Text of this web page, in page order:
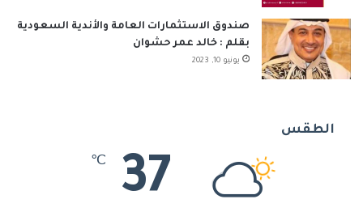
صندوق الاستثمارات العامة والأندية السعودية
بقلم : خالد عمر حشوان
يونيو 10, 2023
الطقس
37
℃